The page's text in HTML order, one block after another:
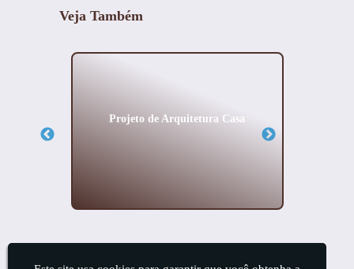
Veja Também
Projeto de Arquitetura Casa